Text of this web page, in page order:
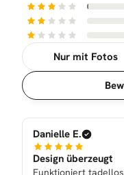
Nur mit Fotos
Sortierung
Danielle E.
Design überzeugt
Funktioniert tadellos